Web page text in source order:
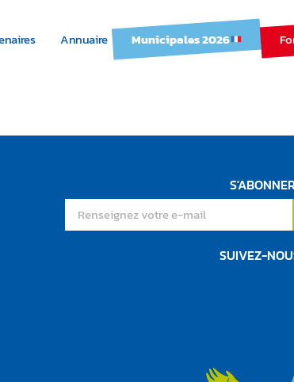
Annuaire Municipales 2026
SUIVEZ-